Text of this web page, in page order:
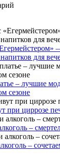
для
– лучшие
сезоне
при циррозе
–
–